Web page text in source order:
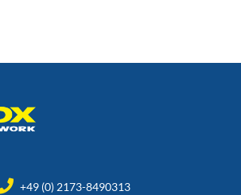
+49 (0) 2173-8490313